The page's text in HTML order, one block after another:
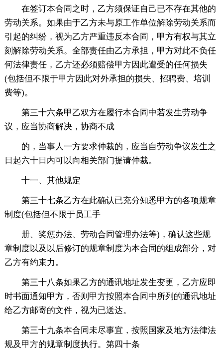
在签订本合同之时，乙方须保证自己已不存在其他的
劳动关系。如果由于乙方未与原工作单位解除劳动关系而
引起的纠纷，视为乙方严重违反本合同，甲方有权与其立
刻解除劳动关系。全部责任由乙方承担，甲方对此不负任
何法律责任，乙方还必须赔偿甲方因此遭受的任何损失
(包括但不限于甲方因此对外承担的损失、招聘费、培训
费等)。
第三十六条甲乙双方在履行本合同中若发生劳动争
议，应当协商解决，协商不成
的，当事人一方要求仲裁的，应当自劳动争议发生之
日起六十日内可以向相关部门提请仲裁。
十一、其他规定
第三十七条乙方在此确认已充分知悉甲方的各项规章
制度(包括但不限于员工手
册、奖惩办法、劳动合同管理办法等)，确认这些规
章制度以及以后修订的规章制度为本合同的组成部分，对
乙方有约束力。
第三十八条如果乙方的通讯地址发生变更，乙方应即
时书面通知甲方，否则甲方按照本合同中所列的通讯地址
给乙方邮寄的文件，视为已送达。
第三十九条本合同未尽事宜，按照国家及地方法律法
规及甲方的规章制度执行。第四十条